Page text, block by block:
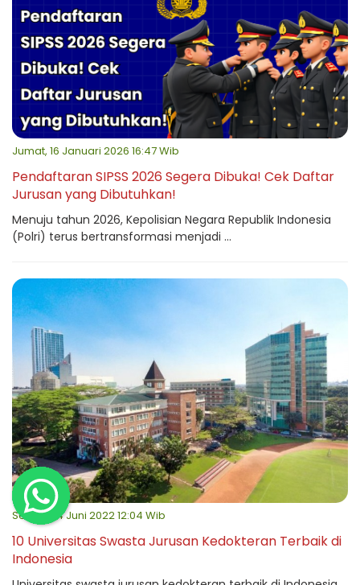
Jumat, 16 Januari 2026 16:47 Wib
Pendaftaran SIPSS 2026 Segera Dibuka! Cek Daftar
Jurusan yang Dibutuhkan!
Menuju tahun 2026, Kepolisian Negara Republik Indonesia
(Polri) terus bertransformasi menjadi ...
Selasa, 14 Juni 2022 12:04 Wib
10 Universitas Swasta Jurusan Kedokteran Terbaik di
Indonesia